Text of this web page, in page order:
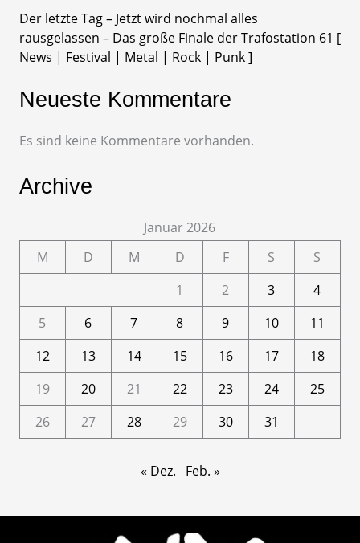
Der letzte Tag – Jetzt wird nochmal alles
rausgelassen – Das große Finale der Trafostation 61 [
News | Festival | Metal | Rock | Punk ]
Neueste Kommentare
Es sind keine Kommentare vorhanden.
Archive
Januar 2026
M
D M D F S
S
1
2 3
4
5
6 7 8 9 10
11
12
13 14 15 16 17
18
19
20 21 22 23 24
25
26
27 28 29 30 31
« Dez. Feb. »